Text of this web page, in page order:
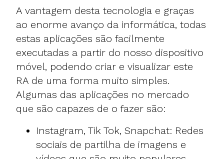
A vantagem desta tecnologia e graças
ao enorme avanço da informática, todas
estas aplicações são facilmente
executadas a partir do nosso dispositivo
móvel, podendo criar e visualizar este
RA de uma forma muito simples.
Algumas das aplicações no mercado
que são capazes de o fazer são:
Instagram, Tik Tok, Snapchat: Redes
sociais de partilha de imagens e